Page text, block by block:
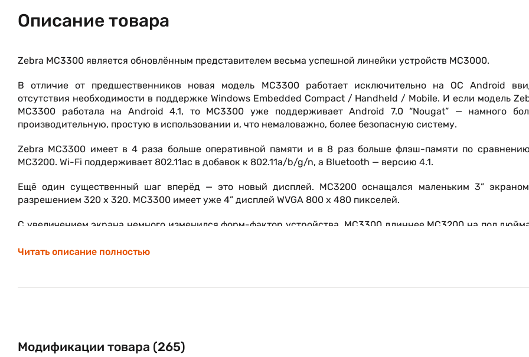
Описание товара
Zebra MC3300 является обновлённым представителем весьма успешной линейки устройств MC3000.
В отличие от предшественников новая модель MC3300 работает исключительно на ОС Android
отсутствия необходимости в поддержке Windows Embedded Compact / Handheld / Mobile. И если модель
MC3300 работала на Android 4.1, то MC3300 уже поддерживает Android 7.0 “Nougat” — намного
производительную, простую в использовании и, что немаловажно, более безопасную систему.
Zebra MC3300 имеет в 4 раза больше оперативной памяти и в 8 раз больше флэш-памяти по
MC3200. Wi-Fi поддерживает 802.11ac в добавок к 802.11a/b/g/n, а Bluetooth — версию 4.1.
Ещё один существенный шаг вперёд — это новый дисплей. MC3200 оснащался маленьким 3”
разрешением 320 х 320. MC3300 имеет уже 4” дисплей WVGA 800 х 480 пикселей.
С увеличением экрана немного изменился форм-фактор устройства. MC3300 длиннее MC3200 на пол
и с MC3300.
клавиш). Появились 4 разные физические конфигурации — стандартная, вращающаяся, в стиле
Читать описание полностью
Модификации товара (265)